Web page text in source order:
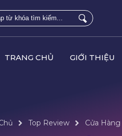
TRANG CHỦ GIỚI THIỆU
Top Review Cửa